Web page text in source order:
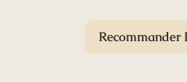
Recommander